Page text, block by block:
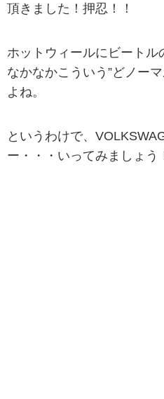
頂きました！押忍！！
ホットウィールにビートル
なかなかこういう”どノー
よね。
というわけで、
ー・・・いってみましょう